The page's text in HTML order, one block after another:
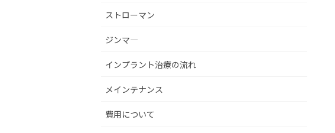
ストローマン
ジンマ―
インプラント治療の流れ
メインテナンス
費用について